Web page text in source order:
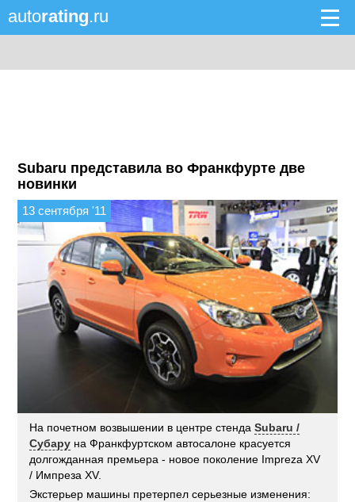
autorating.ru
Subaru представила во Франкфурте две
новинки
13 сентября '11
На почетном возвышении в центре стендаSubaru /
Субару на Франкфуртском автосалоне красуется
долгожданная премьера - новое поколение Impreza XV
/ Импреза XV.
Экстерьер машины претерпел серьезные изменения: